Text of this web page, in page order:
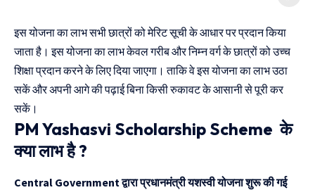
इस योजना का लाभ सभी छात्रों को मेरिट सूची के आधार पर प्रदान किया
जाता है। इस योजना का लाभ केवल गरीब और निम्न वर्ग के छात्रों को उच्च
शिक्षा प्रदान करने के लिए दिया जाएगा। ताकि वे इस योजना का लाभ उठा
सकें और अपनी आगे की पढ़ाई बिना किसी रुकावट के आसानी से पूरी कर
सकें।
PM Yashasvi Scholarship Scheme के
क्या लाभ है ?
Central Government द्वारा प्रधानमंत्री यशस्वी योजना शुरू की गई